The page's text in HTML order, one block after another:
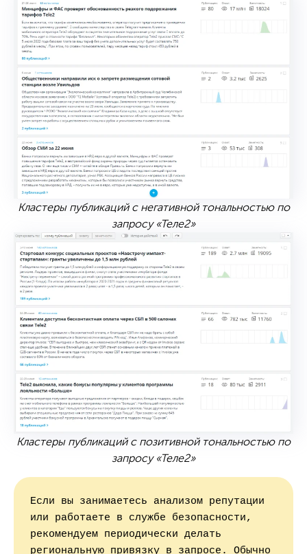
Кластеры публикаций с негативной тональностью по
запросу «Теле2»
Кластеры публикаций с позитивной тональностью по
запросу «Теле2»
Если вы занимаетесь анализом репутации
или работаете в службе безопасности,
рекомендуем периодически делать
региональную привязку в запросе. Обычно